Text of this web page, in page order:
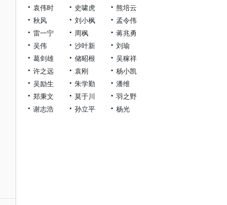
袁伟时
史啸虎
熊培云
秋风
刘小枫
孟令伟
雷一宁
周枫
蒋兆勇
吴伟
沙叶新
刘瑜
葛剑雄
储昭根
吴稼祥
许之远
袁刚
杨小凯
吴励生
朱学勤
潘维
郑秉文
莫于川
羽之野
谢志浩
孙立平 杨光